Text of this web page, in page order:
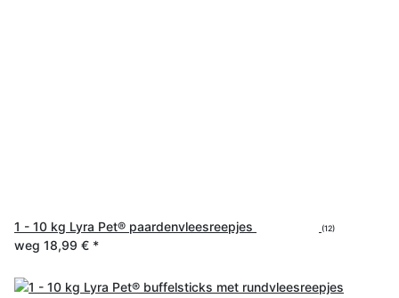
1 - 10 kg Lyra Pet® paardenvleesreepjes (12)
weg 18,99 € *